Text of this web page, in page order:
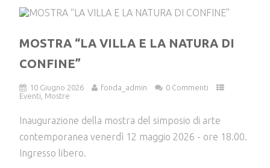
MOSTRA “LA VILLA E LA NATURA DI
CONFINE”
10 Giugno 2026 fonda_admin
0 Commenti
Eventi Mostre
Inaugurazione della mostra del simposio di arte
contemporanea venerdì 12 maggio 2026 - ore 18.00.
Ingresso libero.